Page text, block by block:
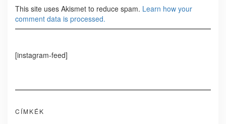
This site uses Akismet to reduce spam. Learn how your
comment data is processed.
[instagram-feed]
CÍMKÉK